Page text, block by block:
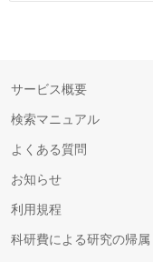
サービス概要
検索マニュアル
よくある質問
お知らせ
利用規程
科研費による研究の帰属